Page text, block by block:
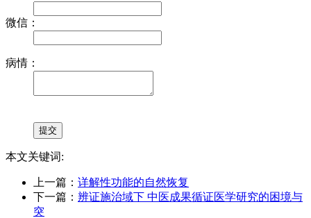
微信：
病情：
本文关键词:
上一篇： 详解性功能的自然恢复
下一篇： 辨证施治域下 中医成果循证医学研究的困境与
突